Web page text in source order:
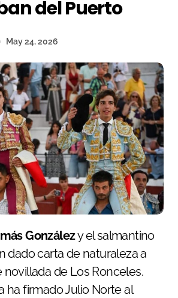
del Puerto
May 24, 2026
Gonzálezy el salmantino
dado carta de naturaleza a
de Los Ronceles.
ha firmado Julio Norte al